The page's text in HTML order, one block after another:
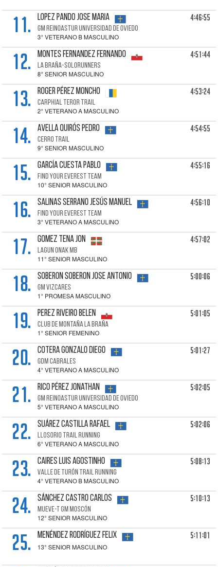
11. LOPEZ PANDO Jose Maria
GM REINOASTUR UNIVERSIDAD DE OVIEDO
3° VETERANO B MASCULINO
4:46:55
12. MONTES FERNANDEZ Fernando
LA BRAÑA-SOLORUNNERS
8° SENIOR MASCULINO
4:51:44
13. ROGER PÉREZ Moncho
CARPHIAL TEROR TRAIL
2° VETERANO A MASCULINO
4:53:24
14. AVELLA QUIRÓS Pedro
CERRO TRAIL
9° SENIOR MASCULINO
4:54:55
15. GARCÍA CUESTA Pablo
FIND YOUR EVEREST TEAM
10° SENIOR MASCULINO
4:55:16
16. SALINAS SERRANO Jesús Manuel
FIND YOUR EVEREST TEAM
3° VETERANO A MASCULINO
4:56:10
17. GOMEZ TENA Jon
LAGUN ONAK MB
11° SENIOR MASCULINO
4:57:02
18. SOBERON SOBERON Jose Antonio
GM VIZCARES
1° PROMESA MASCULINO
5:00:06
19. PEREZ RIVEIRO Belen
CLUB DE MONTAÑA LA BRAÑA
1° SENIOR FEMENINO
5:01:05
20. COTERA GONZALO Diego
GDM CABRALES
4° VETERANO A MASCULINO
5:01:27
21. RICO PÉREZ Jonathan
GM REINOASTUR UNIVERSIDAD DE OVIEDO
5° VETERANO A MASCULINO
5:02:05
22. SUÁREZ CASTILLA Rafael
LLOSORIO TRAIL RUNNING
6° VETERANO A MASCULINO
5:02:06
23. CAIRES LUIS Agostinho
VALLE DE TURÓN TRAIL RUNNING
4° VETERANO B MASCULINO
5:08:13
24. SÁNCHEZ CASTRO Carlos
MUEVE-T GM MOSCÓN
12° SENIOR MASCULINO
5:10:13
25. MENÉNDEZ RODRÍGUEZ Felix
13° SENIOR MASCULINO
5:11:01